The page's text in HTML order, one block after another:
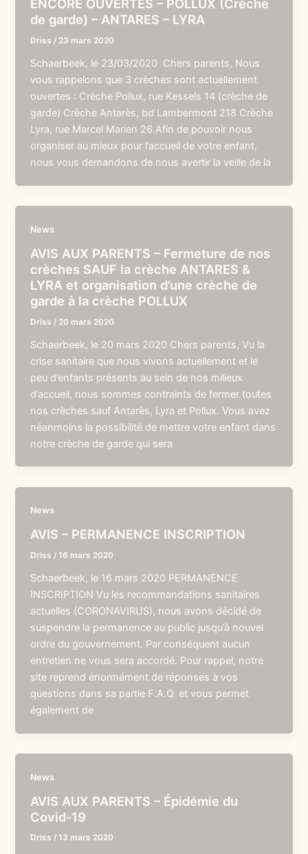
ENCORE OUVERTES – POLLUX (Crèche
de garde) – ANTARES – LYRA
Driss / 23 mars 2020
Schaerbeek, le 23/03/2020 Chers parents, Nous
vous rappelons que 3 crèches sont actuellement
ouvertes : Crèche Pollux, rue Kessels 14 (crèche de
garde) Crèche Antarès, bd Lambermont 218 Crèche
Lyra, rue Marcel Marien 26 Afin de pouvoir nous
organiser au mieux pour l’accueil de votre enfant,
nous vous demandons de nous avertir la veille de la
News
AVIS AUX PARENTS – Fermeture de nos
crèches SAUF la crèche ANTARES &
LYRA et organisation d’une crèche de
garde à la crèche POLLUX
Driss / 20 mars 2020
Schaerbeek, le 20 mars 2020 Chers parents, Vu la
crise sanitaire que nous vivons actuellement et le
peu d’enfants présents au sein de nos milieux
d’accueil, nous sommes contraints de fermer toutes
nos crèches sauf Antarès, Lyra et Pollux. Vous avez
néanmoins la possibilité de mettre votre enfant dans
notre crèche de garde qui sera
News
AVIS – PERMANENCE INSCRIPTION
Driss /16 mars 2020
Schaerbeek, le 16 mars 2020 PERMANENCE
INSCRIPTION Vu les recommandations sanitaires
actuelles (CORONAVIRUS), nous avons décidé de
suspendre la permanence au public jusqu’à nouvel
ordre du gouvernement. Par conséquent aucun
entretien ne vous sera accordé. Pour rappel, notre
site reprend énormément de réponses à vos
questions dans sa partie F.A.Q. et vous permet
également de
News
AVIS AUX PARENTS – Épidémie du
Covid-19
Driss /13 mars 2020